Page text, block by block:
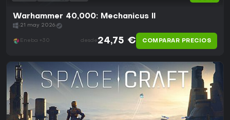
Warhammer 40,000: Mechanicus II
21 may 2026
Eneba +30 desde 24,75 € COMPARAR PRECIOS